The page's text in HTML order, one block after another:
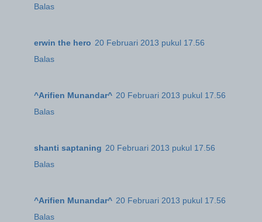
Balas
erwin the hero 20 Februari 2013 pukul 17.56
Balas
^Arifien Munandar^ 20 Februari 2013 pukul 17.56
Balas
shanti saptaning 20 Februari 2013 pukul 17.56
Balas
^Arifien Munandar^ 20 Februari 2013 pukul 17.56
Balas